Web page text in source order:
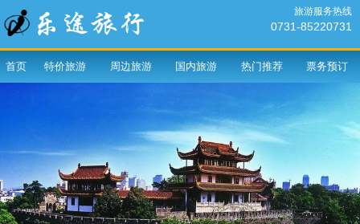
旅游服务热线
0731-85220731
首页 特价旅游 周边旅游 国内旅游 热门推荐 票务预订